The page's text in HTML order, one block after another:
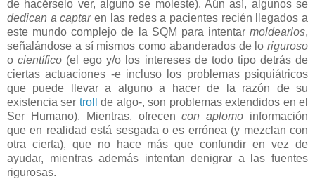
de hacérselo ver, alguno se moleste). Aún así, algunos se
dedican a captaren las redes a pacientes recién llegados a
este mundo complejo de la SQM para intentar moldearlos,
señalándose a sí mismos como abanderados de lo riguroso
ocientífico (el ego y/o los intereses de todo tipo detrás de
ciertas actuaciones -e incluso los problemas psiquiátricos
que puede llevar a alguno a hacer de la razón de su
existencia ser troll
de algo-, son problemas extendidos en el
Ser Humano). Mientras, ofrecencon aplomo información
que en realidad está sesgada o es errónea (y mezclan con
otra cierta), que no hace más que confundir en vez de
ayudar, mientras además intentan denigrar a las fuentes
rigurosas.